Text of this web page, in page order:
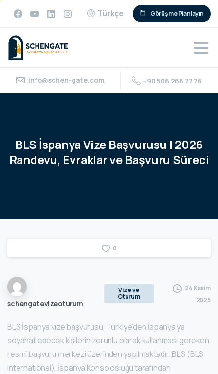
Türkçe Görüşme Planlayın
info@schen-gate.com +90 506 266 77 76
BLS İspanyaVize Başvurusu | 2026
Randevu, Evraklarve Başvuru Süreci
0
schengatevizeoturum
Vize ve
Oturum
24 Kasım
2025
BLS İspanya vize başvurusu, Türkiye’den İspanya’ya
seyahat edecek kişilerin zorunlu olarak kullanması gereken
resmi başvuru merkezi üzerinden yapılmaktadır. BLS (BLS
International), İspanya Konsolosluğu tarafından